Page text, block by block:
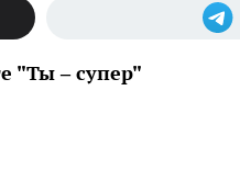
"Ты – супер"